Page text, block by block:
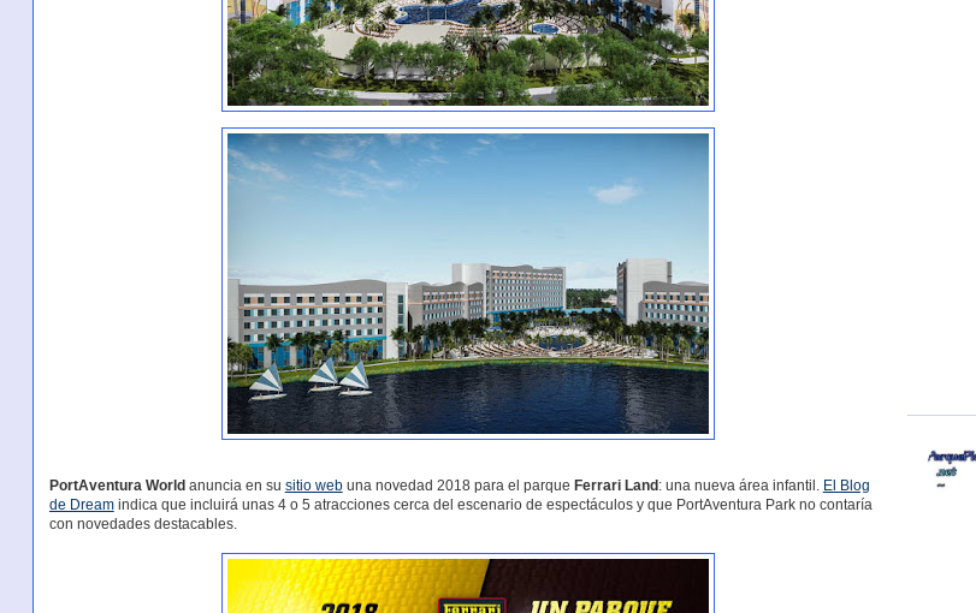
PortAventura Worldanuncia en su sitio webuna novedad 2018 para el parque Ferrari Land: una nueva área infantil. El Blog
de Dreamindica que incluirá unas 4 o 5 atracciones cerca del escenario de espectáculos y que PortAventura Park no contaría
con novedades destacables.